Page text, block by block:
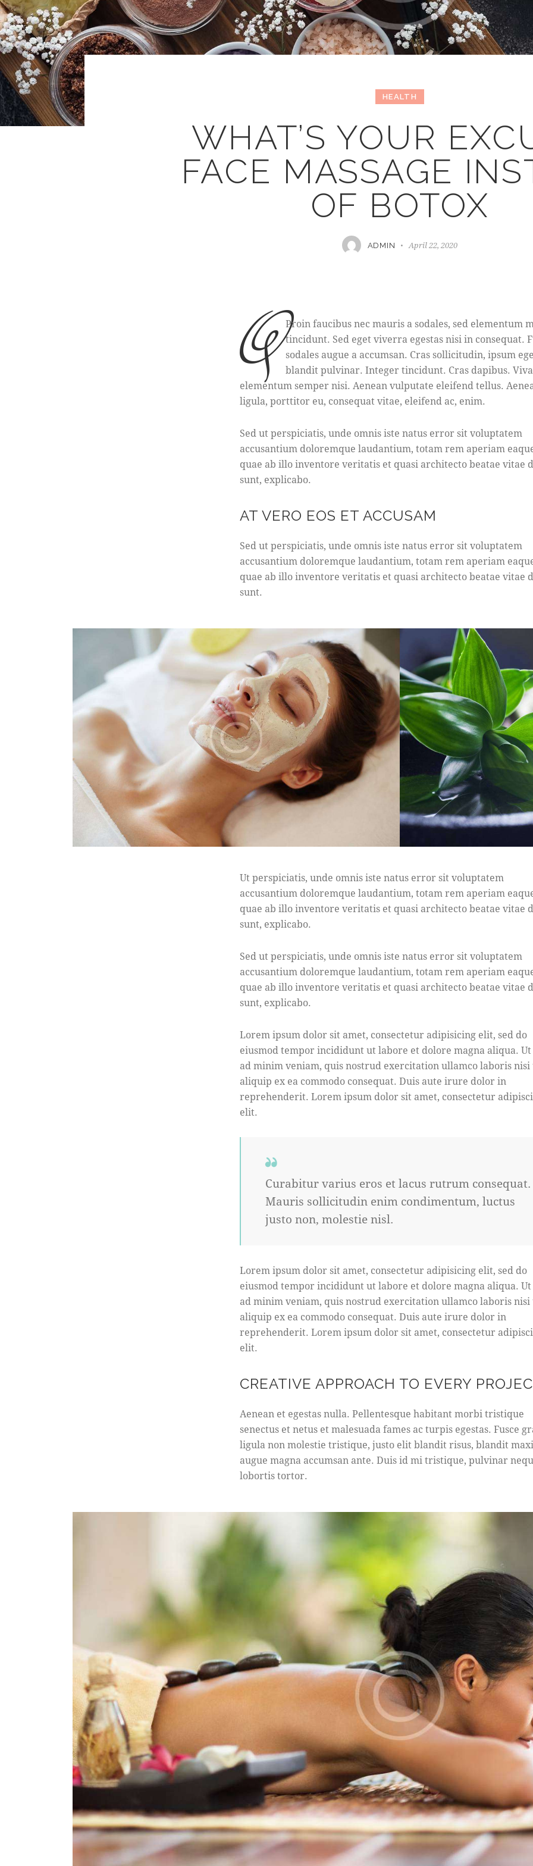
HEALTH
WHAT’S YOUR
FACE MASSAGE
OF BOTOX
ADMIN April 22, 2020
q
Proin faucibus nec mauris a sodales, sed elementum
tincidunt. Sed eget viverra egestas nisi in consequat.
sodales augue a accumsan. Cras sollicitudin, ipsum
blandit pulvinar. Integer tincidunt. Cras dapibus.
elementum semper nisi. Aenean vulputate eleifend tellus.
ligula, porttitor eu, consequat vitae, eleifend ac, enim.
Sed ut perspiciatis, unde omnis iste natus error sit voluptatem
accusantium doloremque laudantium, totam rem aperiam
quae ab illo inventore veritatis et quasi architecto beatae vitae
sunt, explicabo.
AT VERO EOS ET ACCUSAM
Sed ut perspiciatis, unde omnis iste natus error sit voluptatem
accusantium doloremque laudantium, totam rem aperiam
quae ab illo inventore veritatis et quasi architecto beatae vitae
sunt.
Ut perspiciatis, unde omnis iste natus error sit voluptatem
accusantium doloremque laudantium, totam rem aperiam
quae ab illo inventore veritatis et quasi architecto beatae vitae
sunt, explicabo.
Sed ut perspiciatis, unde omnis iste natus error sit voluptatem
accusantium doloremque laudantium, totam rem aperiam
quae ab illo inventore veritatis et quasi architecto beatae vitae
sunt, explicabo.
Lorem ipsum dolor sit amet, consectetur adipisicing elit, sed do
eiusmod tempor incididunt ut labore et dolore magna aliqua.
ad minim veniam, quis nostrud exercitation ullamco laboris nisi
aliquip ex ea commodo consequat. Duis aute irure dolor in
reprehenderit. Lorem ipsum dolor sit amet, consectetur
elit.
Curabitur varius eros et lacus rutrum consequat.
Mauris sollicitudin enim condimentum, luctus
justo non, molestie nisl.
Lorem ipsum dolor sit amet, consectetur adipisicing elit, sed do
eiusmod tempor incididunt ut labore et dolore magna aliqua.
ad minim veniam, quis nostrud exercitation ullamco laboris nisi
aliquip ex ea commodo consequat. Duis aute irure dolor in
reprehenderit. Lorem ipsum dolor sit amet, consectetur
elit.
CREATIVE APPROACH TO EVERY
Aenean et egestas nulla. Pellentesque habitant morbi tristique
senectus et netus et malesuada fames ac turpis egestas. Fusce
ligula non molestie tristique, justo elit blandit risus, blandit
augue magna accumsan ante. Duis id mi tristique, pulvinar
lobortis tortor.